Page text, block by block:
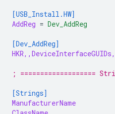
[USB_Install.HW]
AddReg = Dev_AddReg
[Dev_AddReg]
; ===================
[Strings]
ManufacturerName